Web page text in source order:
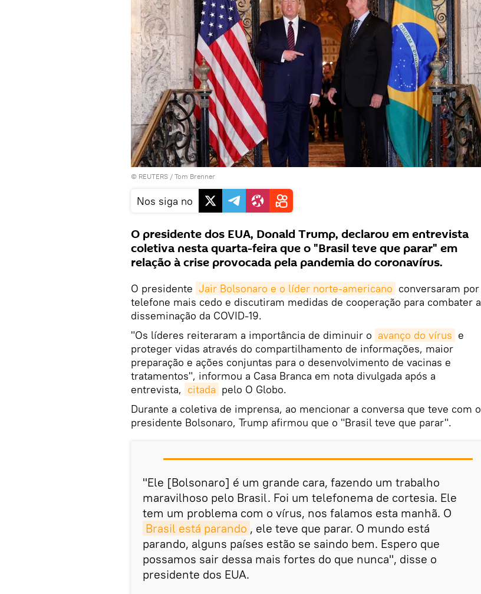
© REUTERS / Tom Brenner
Nos siga no
O presidente dos EUA, Donald Trump, declarou em entrevista
coletiva nesta quarta-feira que o "Brasil teve que parar" em
relação à crise provocada pela pandemia do coronavírus.
O presidente Jair Bolsonaro e o líder norte-americano conversaram por
telefone mais cedo e discutiram medidas de cooperação para combater a
disseminação da COVID-19.
"Os líderes reiteraram a importância de diminuir o avanço do vírus e
proteger vidas através do compartilhamento de informações, maior
preparação e ações conjuntas para o desenvolvimento de vacinas e
tratamentos", informou a Casa Branca em nota divulgada após a
entrevista, citada pelo O Globo.
Durante a coletiva de imprensa, ao mencionar a conversa que teve com o
presidente Bolsonaro, Trump afirmou que o "Brasil teve que parar".
"Ele [Bolsonaro] é um grande cara, fazendo um trabalho
maravilhoso pelo Brasil. Foi um telefonema de cortesia. Ele
tem um problema com o vírus, nos falamos esta manhã. O
Brasil está parando , ele teve que parar. O mundo está
parando, alguns países estão se saindo bem. Espero que
possamos sair dessa mais fortes do que nunca", disse o
presidente dos EUA.